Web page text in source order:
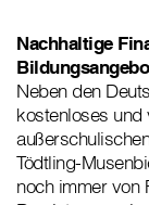
Nachhaltige
Neben den
kostenloses
Tödtling-
noch immer von